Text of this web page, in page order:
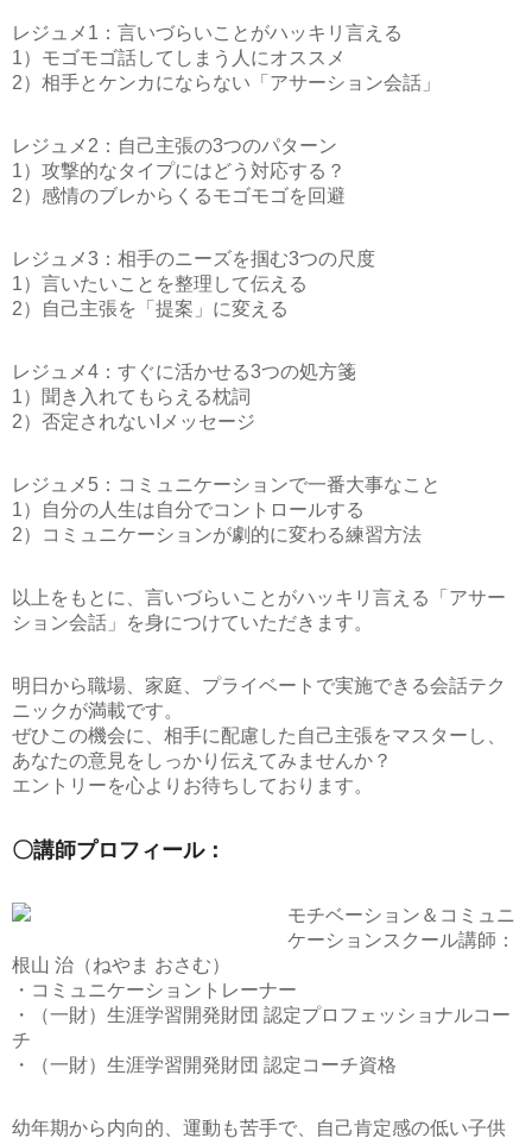
レジュメ1：言いづらいことがハッキリ言える
1）モゴモゴ話してしまう人にオススメ
2）相手とケンカにならない「アサーション会話」
レジュメ2：自己主張の3つのパターン
1）攻撃的なタイプにはどう対応する？
2）感情のブレからくるモゴモゴを回避
レジュメ3：相手のニーズを掴む3つの尺度
1）言いたいことを整理して伝える
2）自己主張を「提案」に変える
レジュメ4：すぐに活かせる3つの処方箋
1）聞き入れてもらえる枕詞
2）否定されないIメッセージ
レジュメ5：コミュニケーションで一番大事なこと
1）自分の人生は自分でコントロールする
2）コミュニケーションが劇的に変わる練習方法
以上をもとに、言いづらいことがハッキリ言える「アサー
ション会話」を身につけていただきます。
明日から職場、家庭、プライベートで実施できる会話テク
ニックが満載です。
ぜひこの機会に、相手に配慮した自己主張をマスターし、
あなたの意見をしっかり伝えてみませんか？
エントリーを心よりお待ちしております。
〇講師プロフィール：
モチベーション＆コミュニ
ケーションスクール講師：
根山 治（ねやま おさむ）
・コミュニケーショントレーナー
・（一財）生涯学習開発財団 認定プロフェッショナルコー
チ
・（一財）生涯学習開発財団 認定コーチ資格
幼年期から内向的、運動も苦手で、自己肯定感の低い子供